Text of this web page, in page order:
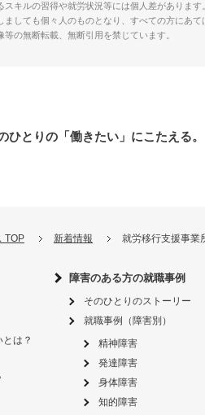
キルの習得や就労状況等には個人差があります
しても個々人のものとなり、すべての方にあて
の無断転載、無断引用を禁じています。
ひとりの「働きたい」にこたえる。
TOP 新着情報 就労移行支援事業
は？
障害のある方の就職事例
そのひとりのストーリー
就職事例（障害別）
精神障害
発達障害
身体障害
知的障害